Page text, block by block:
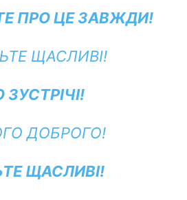
ПРО ЦЕ ЗАВЖДИ!
ЩАСЛИВІ!
ЗУСТРІЧІ!
ДОБРОГО!
ЩАСЛИВІ!